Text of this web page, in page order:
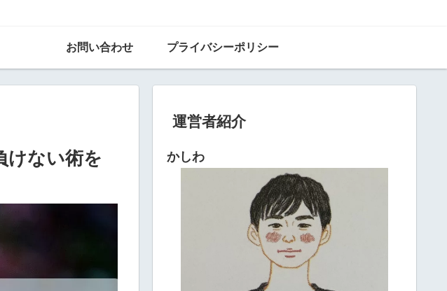
お問い合わせ プライバシーポリシー
けない術を
運営者紹介
かしわ